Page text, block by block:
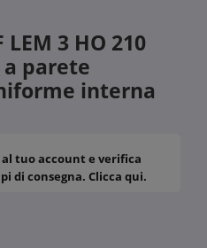
3 HO 210
parete
interna
tuo account e verifica
di consegna. Clicca qui.